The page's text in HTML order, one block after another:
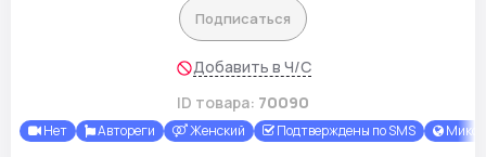
Подписаться
Добавить в Ч/С
ID товара: 70090
Нет Автореги Женский Подтверждены по SMS Микс